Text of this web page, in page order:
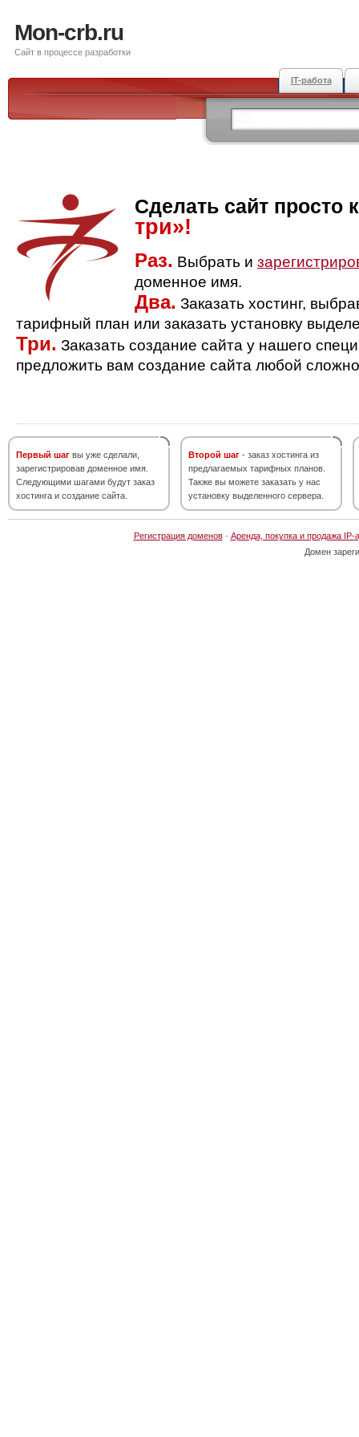
Mon-crb.ru
Сайт в процессе разработки
IT-работа
Сделать сайт просто
три»!
Раз. Выбрать и
доменное имя.
Два. Заказать хостинг,
тарифный план или заказать установку
Три. Заказать создание сайта у нашего
предложить вам создание сайта любой
Первый шаг вы уже сделали,
зарегистрировав доменное имя.
Следующими шагами будут заказ
хостинга и создание сайта.
Второй шаг - заказ хостинга из
предлагаемых тарифных планов.
Также вы можете заказать у нас
установку выделенного сервера.
Регистрация доменов· Аренда, покупка и продажа IP-
Домен